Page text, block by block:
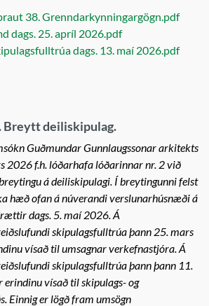
38. Grenndarkynningargögn.pdf
dags. 25. apríl 2026.pdf
dags. 13. maí 2026.pdf
Breytt deiliskipulag.
Guðmundar Gunnlaugssonar arkitekts
2026 f.h. lóðarhafa lóðarinnar nr. 2 við
á deiliskipulagi. Í breytingunni felst
hæð ofan á núverandi verslunarhúsnæði á
dags. 5. maí 2026. Á
skipulagsfulltrúa þann 25. mars
vísað til umsagnar verkefnastjóra. Á
skipulagsfulltrúa þann þann 11.
vísað til skipulags- og
Einnig er lögð fram umsögn